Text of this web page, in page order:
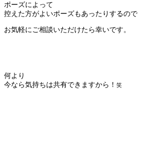
ポーズによって
控えた方がよいポーズもあったりするので
お気軽にご相談いただけたら幸いです。
何より
今なら気持ちは共有できますから！ 笑